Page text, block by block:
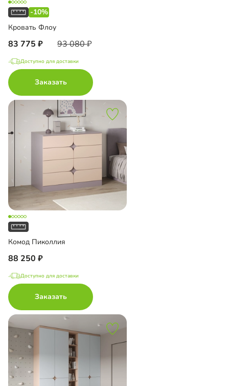
-10%
Кровать Флоу
83 775 93 080
Доступно для доставки
Заказать
Комод Пиколлия
88 250
Доступно для доставки
Заказать